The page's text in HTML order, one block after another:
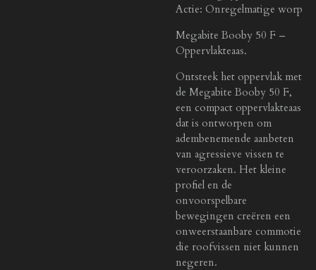
Actie: Onregelmatige worp
Megabite Booby 50 F –
Oppervlakteaas.
Ontsteek het oppervlak met
de Megabite Booby 50 F,
een compact oppervlakteaas
dat is ontworpen om
adembenemende aanbeten
van agressieve vissen te
veroorzaken. Het kleine
profiel en de
onvoorspelbare
bewegingen creëren een
onweerstaanbare commotie
die roofvissen niet kunnen
negeren.